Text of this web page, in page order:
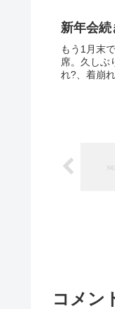
新年会続
もう1月末
席。久しぶ
れ?、着崩れ
コメン